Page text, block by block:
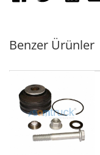
Benzer Ürünler